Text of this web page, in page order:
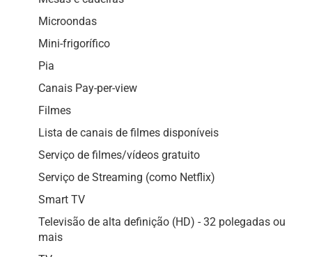
Microondas
Mini-frigorífico
Pia
Canais Pay-per-view
Filmes
Lista de canais de filmes disponíveis
Serviço de filmes/vídeos gratuito
Serviço de Streaming (como Netflix)
Smart TV
Televisão de alta definição (HD) - 32 polegadas ou
mais